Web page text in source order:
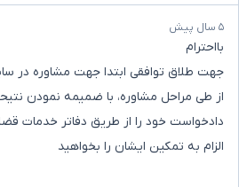
۵ سال پیش
بااحترام
جهت طلاق توافقی ابتدا جهت مشاوره در
از طی مراحل مشاوره، با ضمیمه نمودن
دادخواست خود را از طریق دفاتر خدمات
الزام به تمکین ایشان را بخواهید